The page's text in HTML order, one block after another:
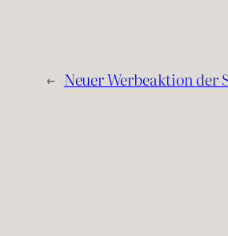
← Neuer Werbeaktion der